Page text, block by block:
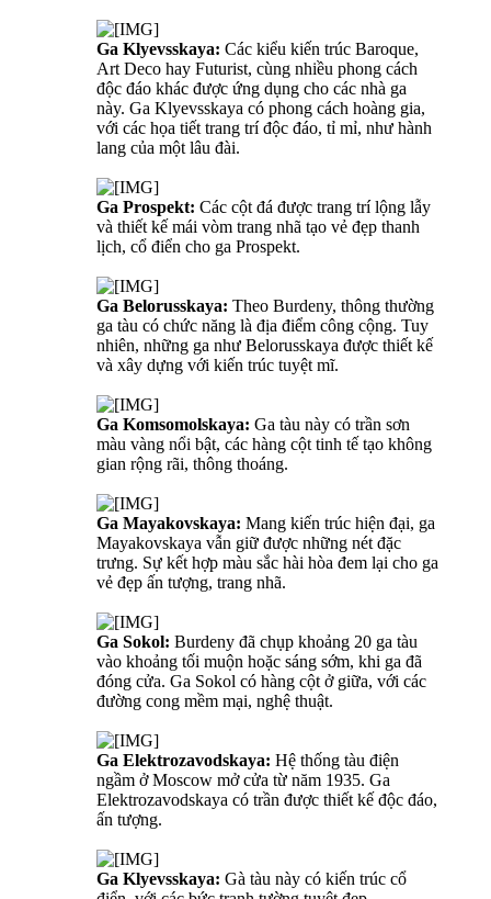
Ga Klyevsskaya: Các kiểu kiến trúc Baroque,
Art Deco hay Futurist, cùng nhiều phong cách
độc đáo khác được ứng dụng cho các nhà ga
này. Ga Klyevsskaya có phong cách hoàng gia,
với các họa tiết trang trí độc đáo, tỉ mỉ, như hành
lang của một lâu đài.
Ga Prospekt: Các cột đá được trang trí lộng lẫy
và thiết kế mái vòm trang nhã tạo vẻ đẹp thanh
lịch, cổ điển cho ga Prospekt.
Ga Belorusskaya: Theo Burdeny, thông thường
ga tàu có chức năng là địa điểm công cộng. Tuy
nhiên, những ga như Belorusskaya được thiết kế
và xây dựng với kiến trúc tuyệt mĩ.
Ga Komsomolskaya: Ga tàu này có trần sơn
màu vàng nổi bật, các hàng cột tinh tế tạo không
gian rộng rãi, thông thoáng.
Ga Mayakovskaya: Mang kiến trúc hiện đại, ga
Mayakovskaya vẫn giữ được những nét đặc
trưng. Sự kết hợp màu sắc hài hòa đem lại cho ga
vẻ đẹp ấn tượng, trang nhã.
Ga Sokol: Burdeny đã chụp khoảng 20 ga tàu
vào khoảng tối muộn hoặc sáng sớm, khi ga đã
đóng cửa. Ga Sokol có hàng cột ở giữa, với các
đường cong mềm mại, nghệ thuật.
Ga Elektrozavodskaya: Hệ thống tàu điện
ngầm ở Moscow mở cửa từ năm 1935. Ga
Elektrozavodskaya có trần được thiết kế độc đáo,
ấn tượng.
Ga Klyevsskaya: Gà tàu này có kiến trúc cổ